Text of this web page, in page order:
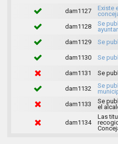
dam1127
Existe
dam1128
Se
dam1129
Se
dam1130 Se
dam1131 Se
dam1132
Se
dam1133
Se
el
dam1134
Las